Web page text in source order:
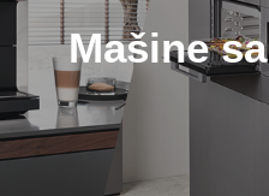
Mašine